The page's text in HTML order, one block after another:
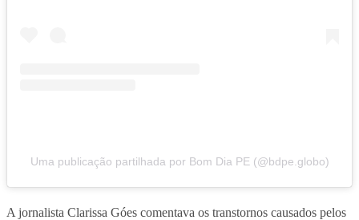
Uma publicação partilhada por Bom Dia PE (@bdpe.globo)
A jornalista Clarissa Góes comentava os transtornos causados pelos